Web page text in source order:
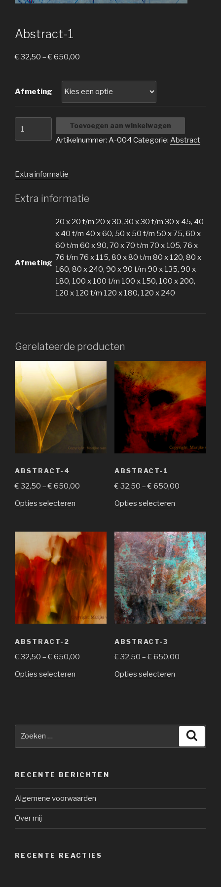
Abstract-1
€ 32,50 –€ 650,00
Afmeting
Toevoegen aan winkelwagen
Artikelnummer: A-004 Categorie: Abstract
Extra informatie
Extra informatie
Afmeting
20 x 20 t/m 20 x 30, 30 x 30 t/m 30 x 45, 40
x 40 t/m 40 x 60, 50 x 50 t/m 50 x 75, 60 x
60 t/m 60 x 90, 70 x 70 t/m 70 x 105, 76 x
76 t/m 76 x 115, 80 x 80 t/m 80 x 120, 80 x
160, 80 x 240, 90 x 90 t/m 90 x 135, 90 x
180, 100 x 100 t/m 100 x 150, 100 x 200,
120 x 120 t/m 120 x 180, 120 x 240
Gerelateerde producten
ABSTRACT-4
€ 32,50 –€ 650,00
Opties selecteren
ABSTRACT-1
€ 32,50 –€ 650,00
Opties selecteren
ABSTRACT-2
€ 32,50 –€ 650,00
Opties selecteren
ABSTRACT-3
€ 32,50 –€ 650,00
Opties selecteren
RECENTE BERICHTEN
Algemene voorwaarden
Over mij
RECENTE REACTIES